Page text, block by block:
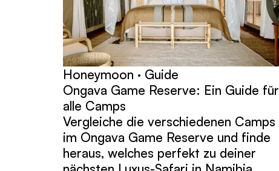
Honeymoon · Guide
Ongava Game Reserve: Ein Guide für
alle Camps
Vergleiche die verschiedenen Camps
im Ongava Game Reserve und finde
heraus, welches perfekt zu deiner